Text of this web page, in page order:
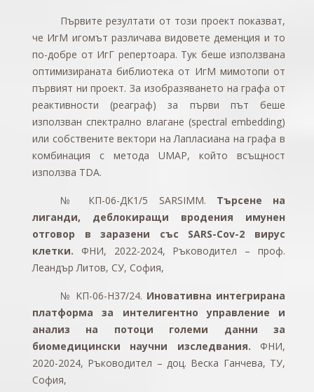
Първите резултати от този проект показват,
че ИгМ игомът различава видовете деменция и то
по-добре от ИгГ репертоара. Тук беше използвана
оптимизираната библиотека от ИгМ мимотопи от
първият ни проект. За изобразяването на графа от
реактивности (реаграф) за първи път беше
използван спектрално влагане (spectral embedding)
или собствените вектори на Лапласиана на графа в
комбинация с метода UMAP, който всъщност
използва TDA.
№ КП-06-ДК1/5 SARSIMM. Търсене на
лиганди, деблокиращи вродения имунен
отговор в заразени със SARS-Cov-2 вирус
клетки. ФНИ, 2022-2024, Ръководител – проф.
Леандър Литов, СУ, София,
№ KП-06-H37/24. Иновативна интегрирана
платформа за интелигентно управление и
анализ на потоци големи данни за
биомедицински научни изследвания. ФНИ,
2020-2024, Ръководител – доц. Веска Ганчева, ТУ,
София,